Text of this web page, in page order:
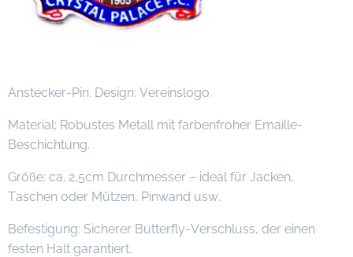
Anstecker-Pin. Design: Vereinslogo.
Material: Robustes Metall mit farbenfroher Emaille-
Beschichtung.
Größe: ca. 2,5cm Durchmesser – ideal für Jacken,
Taschen oder Mützen, Pinwand usw.
Befestigung: Sicherer Butterfly-Verschluss, der einen
festen Halt garantiert.